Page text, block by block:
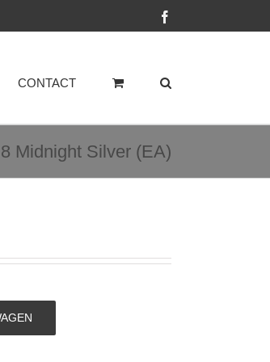
CONTACT
Midnight Silver (EA)